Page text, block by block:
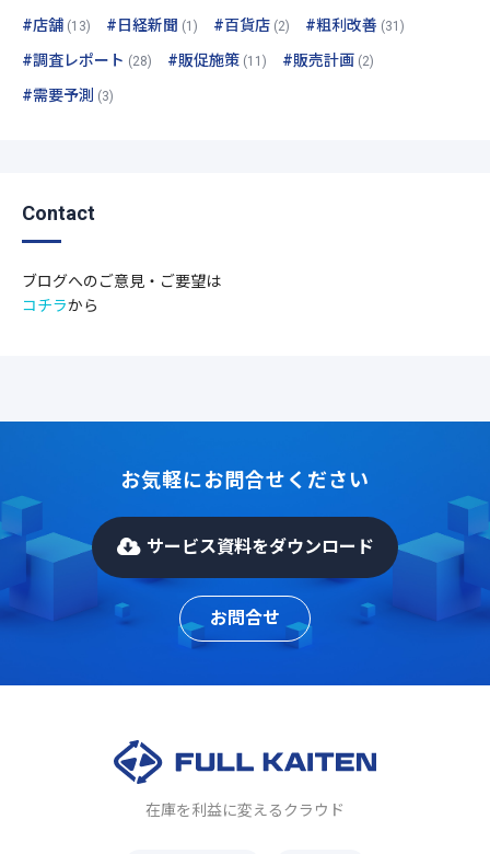
#店舗 (13) #日経新聞 (1) #百貨店 (2) #粗利改善 (31)
#調査レポート (28) #販促施策 (11) #販売計画 (2)
#需要予測 (3)
Contact
ブログへのご意見・ご要望は
コチラから
お気軽にお問合せください
サービス資料をダウンロード
お問合せ
在庫を利益に変えるクラウド